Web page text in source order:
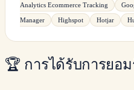
Analytics Ecommerce Tracking
Manager Highspot Hotjar
🏆 การได้รับการยอ